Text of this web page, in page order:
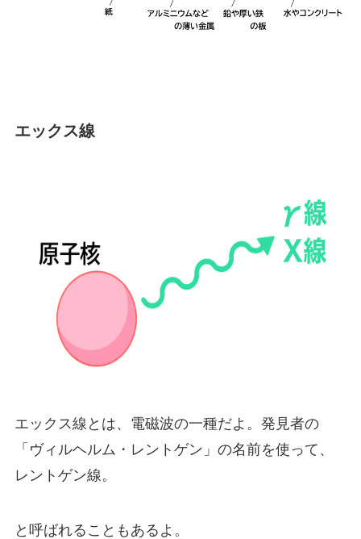
エックス線
エックス線とは、電磁波の一種だよ。発見者の
「ヴィルヘルム・レントゲン」の名前を使って、
レントゲン線。
と呼ばれることもあるよ。